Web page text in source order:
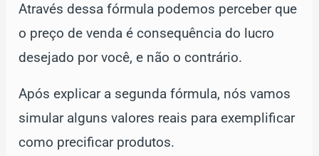
Através dessa fórmula podemos perceber que
o preço de venda é consequência do lucro
desejado por você, e não o contrário.
Após explicar a segunda fórmula, nós vamos
simular alguns valores reais para exemplificar
como precificar produtos.